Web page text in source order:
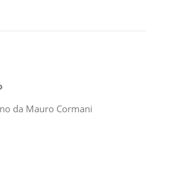
da Mauro Cormani